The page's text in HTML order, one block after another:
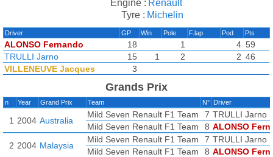
Engine : Renault
Tyre : Michelin
Driver GP Win Pole F.lap Pod Pts
ALONSO Fernando 18 1 4 59
TRULLI Jarno
15 1 2 2 46
VILLENEUVE Jacques
3
Grands Prix
n Year Grand Prix Team N° Driver
1 2004 Australia
Mild Seven Renault F1 Team 7 TRULLI Jarno
Mild Seven Renault F1 Team
8 ALONSO
2 2004 Malaysia
Mild Seven Renault F1 Team 7 TRULLI Jarno
Mild Seven Renault F1 Team
8 ALONSO